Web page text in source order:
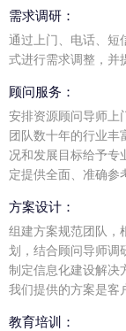
需求调研：
通过上门、电话、短
式进行需求调整，并
顾问服务：
安排资源顾问导师上
团队数十年的行业丰
况和发展目标给予专
定提供全面、准确参
方案设计：
组建方案规范团队，
划，结合顾问导师调
制定信息化建设解决
我们提供的方案是客
教育培训：